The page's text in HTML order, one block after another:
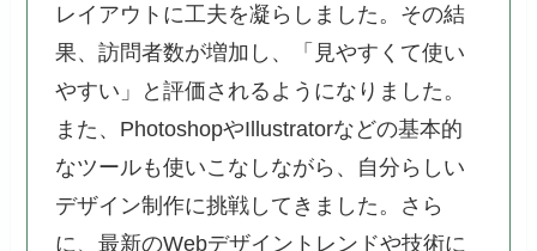
レイアウトに工夫を凝らしました。その結
果、訪問者数が増加し、「見やすくて使い
やすい」と評価されるようになりました。
また、PhotoshopやIllustratorなどの基本的
なツールも使いこなしながら、自分らしい
デザイン制作に挑戦してきました。さら
に、最新のWebデザイントレンドや技術に